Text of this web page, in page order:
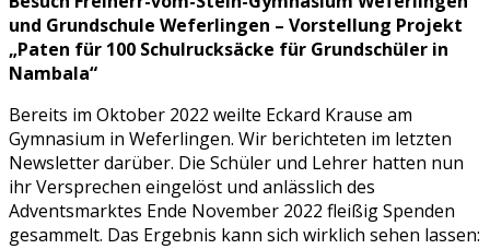
und Grundschule Weferlingen – Vorstellung Projekt
„Paten für 100 Schulrucksäcke für Grundschüler in
Nambala“
Bereits im Oktober 2022 weilte Eckard Krause am
Gymnasium in Weferlingen. Wir berichteten im letzten
Newsletter darüber. Die Schüler und Lehrer hatten nun
ihr Versprechen eingelöst und anlässlich des
Adventsmarktes Ende November 2022 fleißig Spenden
gesammelt. Das Ergebnis kann sich wirklich sehen lassen: